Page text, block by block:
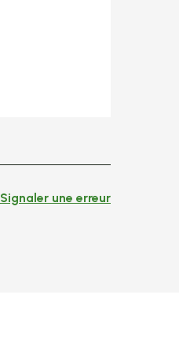
Signaler une erreur